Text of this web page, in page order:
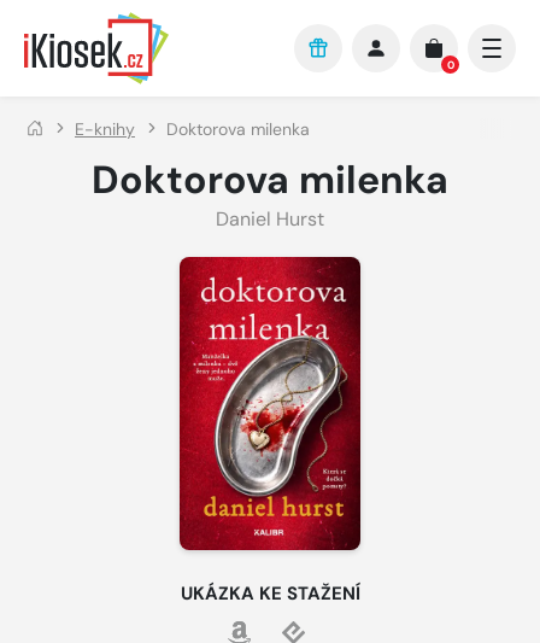
Přejít na hlavní obsah
0
E-knihy Doktorova milenka
Doktorova milenka
Daniel Hurst
UKÁZKA KE STAŽENÍ